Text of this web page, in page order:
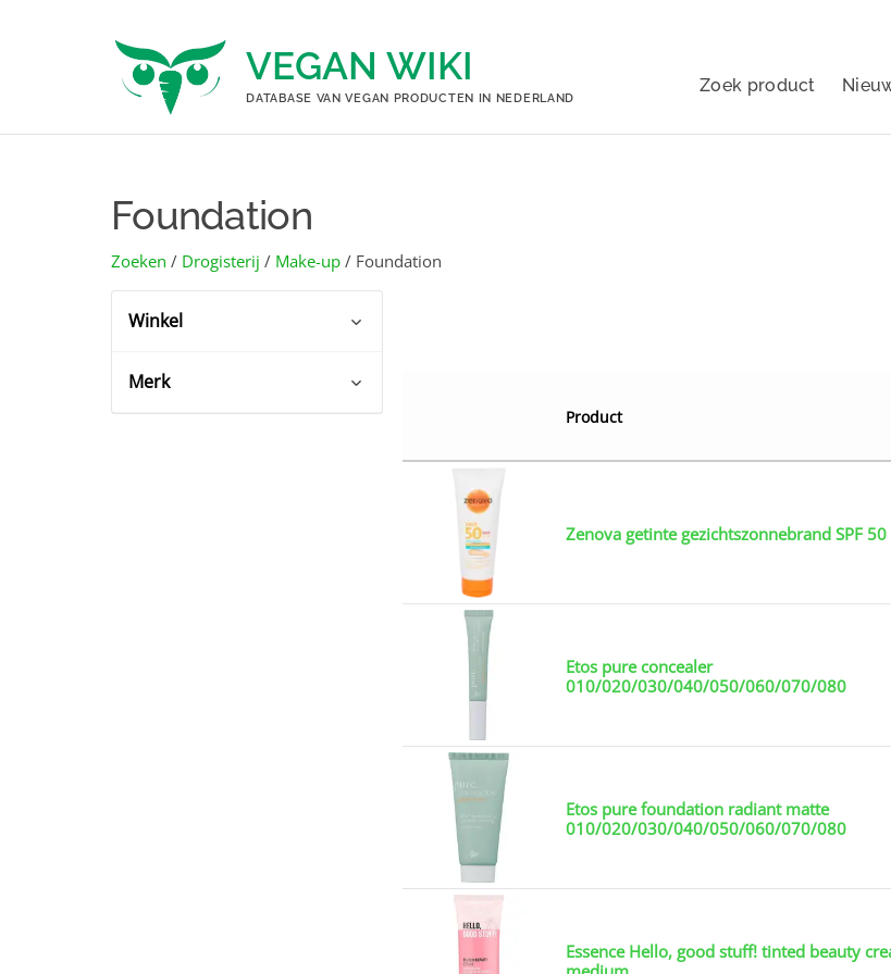
VEGAN WIKI
DATABASE VAN VEGAN PRODUCTEN IN NEDERLAND
Zoek product
Foundation
Zoeken / Drogisterij / Make-up / Foundation
Winkel
Merk
Product
Zenova getinte gezichtszonnebrand SPF 50
Etos pure concealer
010/020/030/040/050/060/070/080
Etos pure foundation radiant matte
010/020/030/040/050/060/070/080
Essence Hello, good stuff! tinted beauty